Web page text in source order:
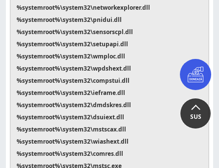
SUS
%systemroot%\system32\networkexplorer.dll
%systemroot%\system32\pnidui.dll
%systemroot%\system32\sensorscpl.dll
%systemroot%\system32\setupapi.dll
%systemroot%\system32\wmploc.dll
%systemroot%\system32\wpdshext.dll
%systemroot%\system32\compstui.dll
%systemroot%\system32\ieframe.dll
%systemroot%\system32\dmdskres.dll
%systemroot%\system32\dsuiext.dll
%systemroot%\system32\mstscax.dll
%systemroot%\system32\wiashext.dll
%systemroot%\system32\comres.dll
%systemroot%\system32\mstsc.exe